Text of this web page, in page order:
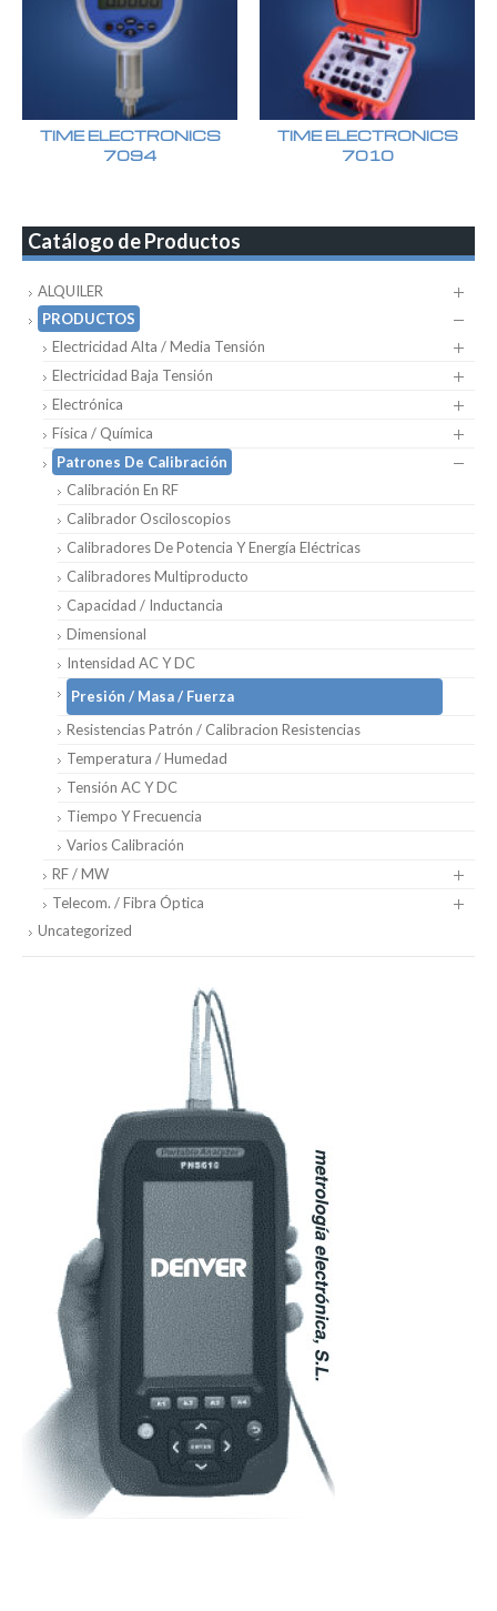
TIME ELECTRONICS
7094
TIME ELECTRONICS
7010
Catálogo de Productos
ALQUILER
PRODUCTOS
Electricidad Alta / Media Tensión
Electricidad Baja Tensión
Electrónica
Física / Química
Patrones De Calibración
Calibración En RF
Calibrador Osciloscopios
Calibradores De Potencia Y Energía Eléctricas
Calibradores Multiproducto
Capacidad / Inductancia
Dimensional
Intensidad AC Y DC
Presión / Masa / Fuerza
Resistencias Patrón / Calibracion Resistencias
Temperatura / Humedad
Tensión AC Y DC
Tiempo Y Frecuencia
Varios Calibración
RF / MW
Telecom. / Fibra Óptica
Uncategorized